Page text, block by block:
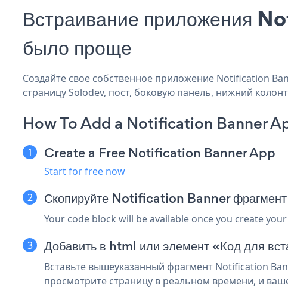
Встраивание приложения
было проще
Создайте свое собственное приложение Notification
страницу Solodev, пост, боковую панель, нижний
How To Add a Notification Banner
Create a Free Notification Banner App
Start for free now
Скопируйте Notification Banner
Your code block will be available once you create
Добавить в html или элемент «Код для
Вставьте вышеуказанный фрагмент Notification
просмотрите страницу в реальном времени, и